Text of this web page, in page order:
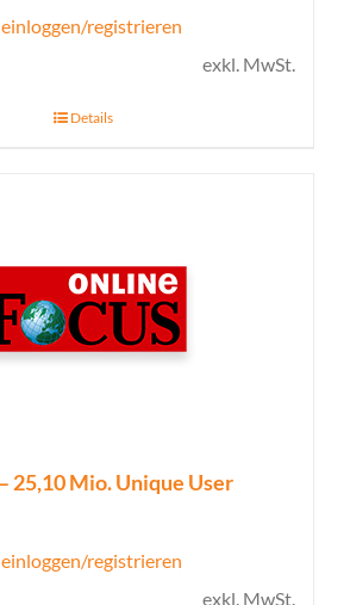
registrieren
exkl. MwSt.
Details
25,10 Mio. Unique User
registrieren
exkl. MwSt.